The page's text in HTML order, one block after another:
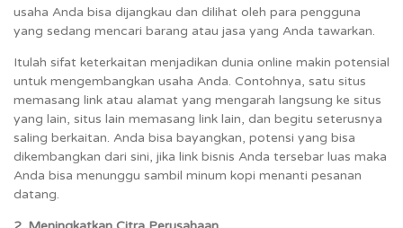
usaha Anda bisa dijangkau dan dilihat oleh para pengguna
yang sedang mencari barang atau jasa yang Anda tawarkan.
Itulah sifat keterkaitan menjadikan dunia online makin potensial
untuk mengembangkan usaha Anda. Contohnya, satu situs
memasang link atau alamat yang mengarah langsung ke situs
yang lain, situs lain memasang link lain, dan begitu seterusnya
saling berkaitan. Anda bisa bayangkan, potensi yang bisa
dikembangkan dari sini, jika link bisnis Anda tersebar luas maka
Anda bisa menunggu sambil minum kopi menanti pesanan
datang.